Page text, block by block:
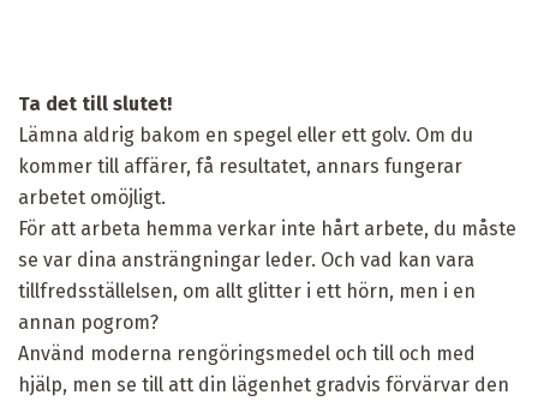
Ta det till slutet!
Lämna aldrig bakom en spegel eller ett golv. Om du
kommer till affärer, få resultatet, annars fungerar
arbetet omöjligt.
För att arbeta hemma verkar inte hårt arbete, du måste
se var dina ansträngningar leder. Och vad kan vara
tillfredsställelsen, om allt glitter i ett hörn, men i en
annan pogrom?
Använd moderna rengöringsmedel och till och med
hjälp, men se till att din lägenhet gradvis förvärvar den